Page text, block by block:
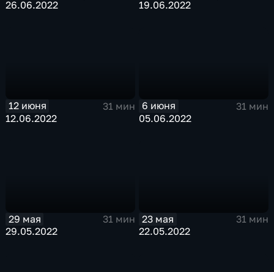
26.06.2022
19.06.2022
12 июня
31 мин
12.06.2022
6 июня
31 мин
05.06.2022
29 мая
31 мин
29.05.2022
23 мая
31 мин
22.05.2022